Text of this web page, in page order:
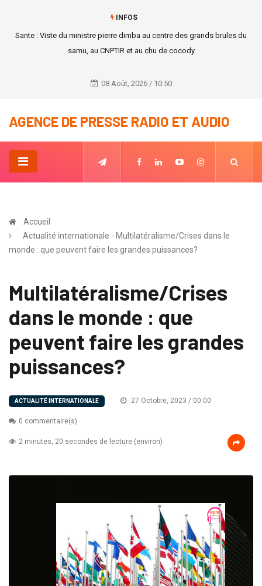
INFOS
Quelques Bons plans pour Noël
08 Août, 2026 / 10:50
AGENCE DE PRESSE RADIO ET AUDIO
Accueil
Actualité internationale - Multilatéralisme/Crises dans le
monde : que peuvent faire les grandes puissances?
Multilatéralisme/Crises
dans le monde : que
peuvent faire les grandes
puissances?
ACTUALITÉ INTERNATIONALE 27 Octobre, 2023 / 00:00
0 commentaire(s)
2 minutes, 20 secondes de lecture (environ)